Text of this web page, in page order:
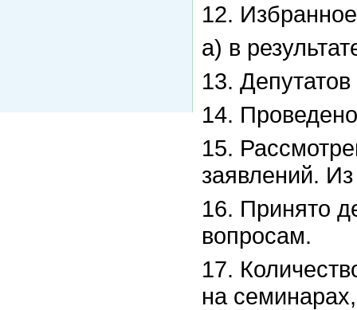
12.
а) в
13.
14.
15.
заявлений.
16. Принято
вопросам.
17.
на